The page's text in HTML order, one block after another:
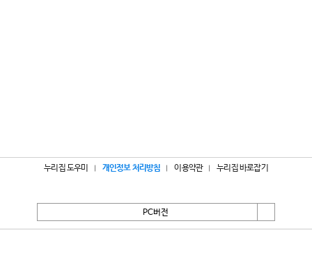
누리집 도우미 개인정보 처리방침 이용약관 누리집 바로잡기
PC버전